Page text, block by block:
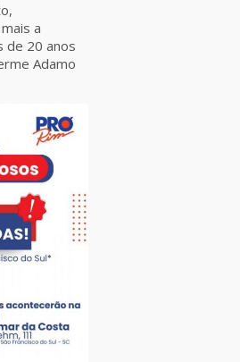
a
de 20 anos
Adamo